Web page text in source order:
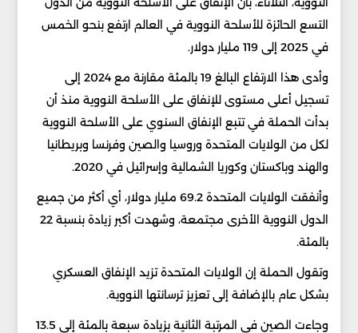
التسع الحائزة للأسلحة النووية في العالم ارتفع بنحو الخمس ​
في 2025 إلى 119 مليار دولار.
وأدى هذا ‌الارتفاع البالغ 19 بالمئة مقارنة مع 2024 إلى
تسجيل أعلى مستوى للإنفاق ‌على الأسلحة ‌النووية منذ أن
بدأت الحملة في تتبع الإنفاق السنوي على الأسلحة النووية
لكل من الولايات المتحدة وروسيا والصين وفرنسا وبريطانيا
‌والهند وباكستان وكوريا الشمالية وإسرائيل ‌في ⁠2020.
وأنفقت الولايات المتحدة 69.2 مليار دولار، أي أكثر من جميع
الدول النووية الأخرى مجتمعة، وشهدت ⁠أكبر زيادة ‌بنسبة 22
بالمئة.
وتقول الحملة ⁠إن الولايات المتحدة تزيد الإنفاق العسكري
بشكل عام ⁠بالإضافة إلى تعزيز ترسانتها النووية.
وجاءت الصين ​في المرتبة الثانية ⁠بزيادة سبعة ​بالمئة إلى 13.5